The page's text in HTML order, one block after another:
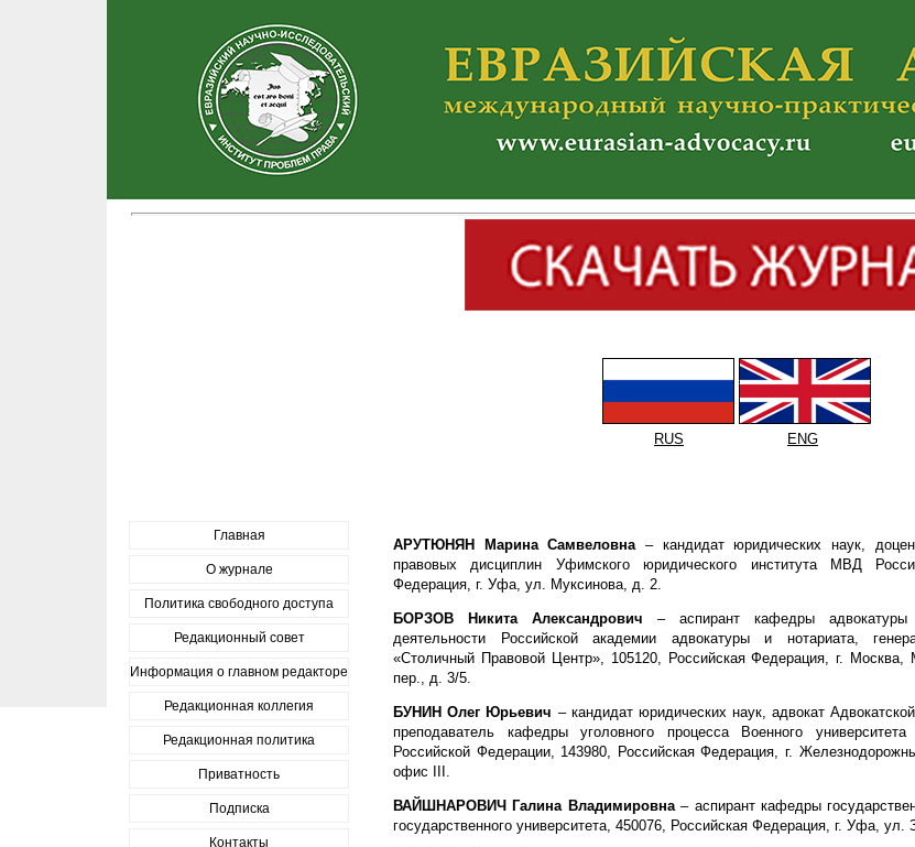
RUS ENG
Главная
О журнале
Политика свободного доступа
Редакционный совет
Информация о главном редакторе
Редакционная коллегия
Редакционная политика
Приватность
Подписка
Контакты
АРУТЮНЯН Марина Самвеловна– кандидат юридических наук,
правовых дисциплин Уфимского юридического института МВД
Федерация, г. Уфа, ул. Муксинова, д. 2.
БОРЗОВ Никита Александрович – аспирант кафедры адвокатуры
деятельности Российской академии адвокатуры и нотариата,
«Столичный Правовой Центр», 105120, Российская Федерация, г. Москва,
пер., д. 3/5.
БУНИН Олег Юрьевич – кандидат юридических наук, адвокат
преподаватель кафедры уголовного процесса Военного
Российской Федерации, 143980, Российская Федерация, г.
офис III.
ВАЙШНАРОВИЧ Галина Владимировна– аспирант кафедры
государственного университета, 450076, Российская Федерация, г. Уфа,